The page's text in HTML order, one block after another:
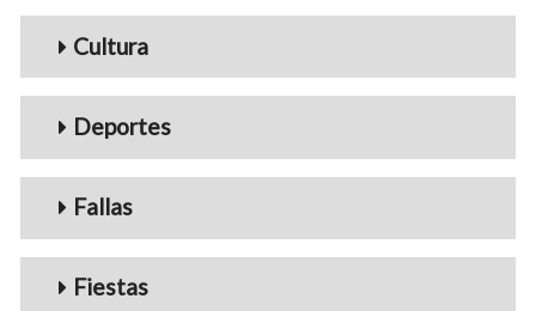
Cultura
Deportes
Fallas
Fiestas